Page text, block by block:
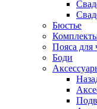
Бюстье
Пояса для
Боди